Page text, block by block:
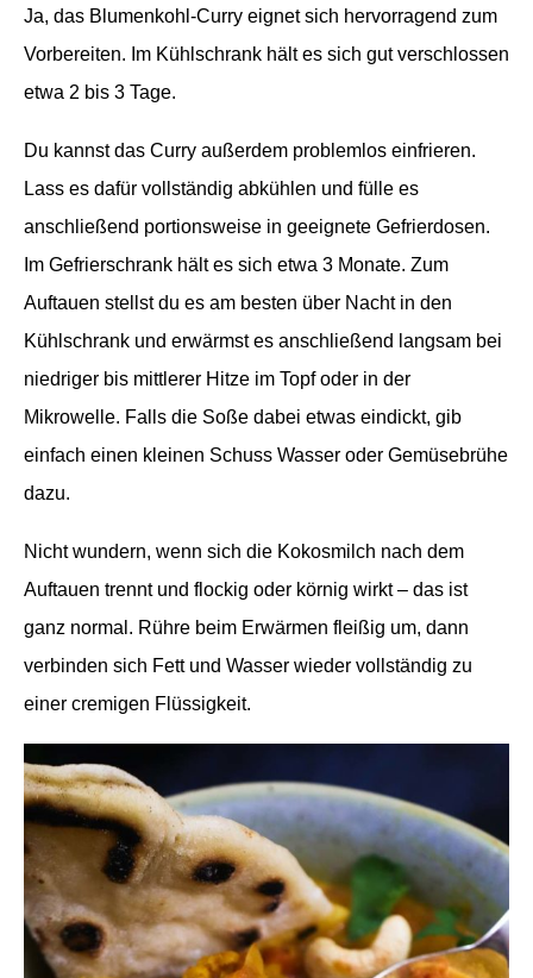
Ja, das Blumenkohl-Curry eignet sich hervorragend zum
Vorbereiten. Im Kühlschrank hält es sich gut verschlossen
etwa 2 bis 3 Tage.
Du kannst das Curry außerdem problemlos einfrieren.
Lass es dafür vollständig abkühlen und fülle es
anschließend portionsweise in geeignete Gefrierdosen.
Im Gefrierschrank hält es sich etwa 3 Monate. Zum
Auftauen stellst du es am besten über Nacht in den
Kühlschrank und erwärmst es anschließend langsam bei
niedriger bis mittlerer Hitze im Topf oder in der
Mikrowelle. Falls die Soße dabei etwas eindickt, gib
einfach einen kleinen Schuss Wasser oder Gemüsebrühe
dazu.
Nicht wundern, wenn sich die Kokosmilch nach dem
Auftauen trennt und flockig oder körnig wirkt – das ist
ganz normal. Rühre beim Erwärmen fleißig um, dann
verbinden sich Fett und Wasser wieder vollständig zu
einer cremigen Flüssigkeit.